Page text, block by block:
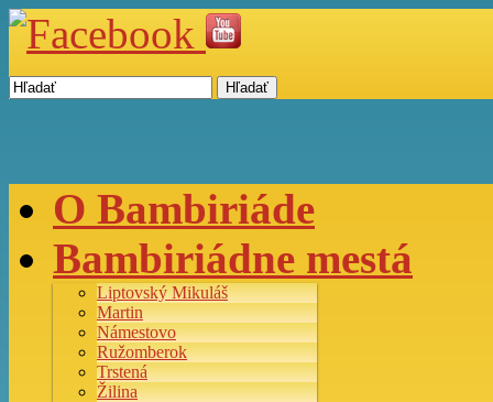
Hľadať
O Bambiriáde
Bambiriádne mestá
Liptovský Mikuláš
Martin
Námestovo
Ružomberok
Trstená
Žilina